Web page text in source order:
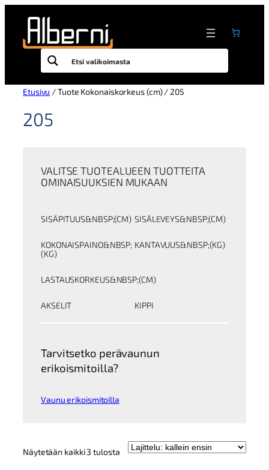
sisältöön
Etusivu / Tuote Kokonaiskorkeus (cm) / 205
205
VALITSE TUOTEALUEEN TUOTTEITA
OMINAISUUKSIEN MUKAAN
SISÄPITUUS&NBSP;(CM) SISÄLEVEYS&NBSP;(CM)
KOKONAISPAINO&NBSP;
(KG)
KANTAVUUS&NBSP;(KG)
LASTAUSKORKEUS&NBSP;(CM)
AKSELIT KIPPI
Tarvitsetko perävaunun
erikoismitoilla?
Vaunu erikoismitoilla
Näytetään kaikki 3 tulostaKallein